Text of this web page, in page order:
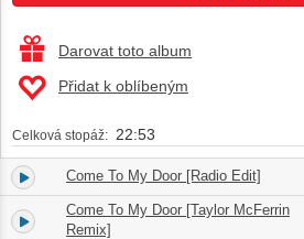
Darovat toto album
Přidat k oblíbeným
Celková stopáž: 22:53
1. Come To My Door [Radio Edit]
2.
Come To My Door [Taylor McFerrin
Remix]